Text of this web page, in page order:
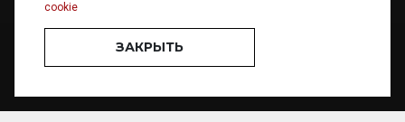
ООО «ФИЛИПП» © 2013 - 2026. Все права защищены
Разработка и
cookie
ЗАКРЫТЬ